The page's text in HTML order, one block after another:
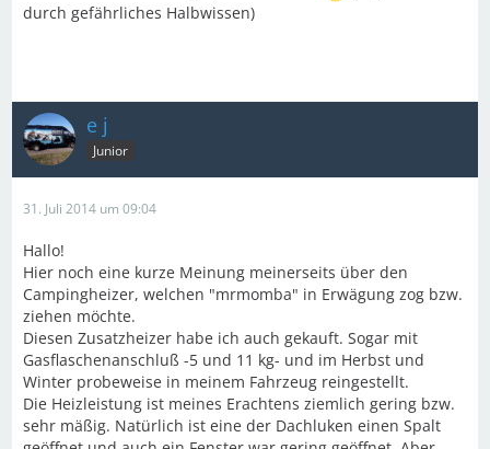
durch gefährliches Halbwissen)
e j
Junior
31. Juli 2014 um 09:04
Hallo!
Hier noch eine kurze Meinung meinerseits über den
Campingheizer, welchen "mrmomba" in Erwägung zog bzw.
ziehen möchte.
Diesen Zusatzheizer habe ich auch gekauft. Sogar mit
Gasflaschenanschluß -5 und 11 kg- und im Herbst und
Winter probeweise in meinem Fahrzeug reingestellt.
Die Heizleistung ist meines Erachtens ziemlich gering bzw.
sehr mäßig. Natürlich ist eine der Dachluken einen Spalt